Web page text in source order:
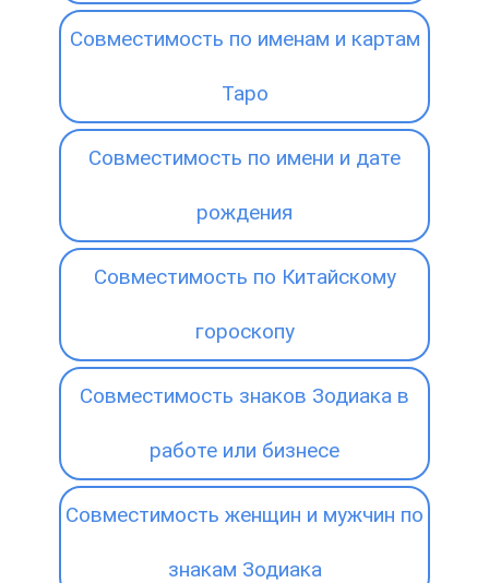
Совместимость по именам и картам
Таро
Совместимость по имени и дате
рождения
Совместимость по Китайскому
гороскопу
Совместимость знаков Зодиака в
работе или бизнесе
Совместимость женщин и мужчин по
знакам Зодиака